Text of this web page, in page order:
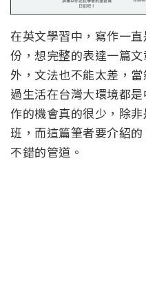
在英文學習中，寫作一
份，想完整的表達一篇
外，文法也不能太差，
過生活在台灣大環境都
作的機會真的很少，除
班，而這篇筆者要介紹
不錯的管道。